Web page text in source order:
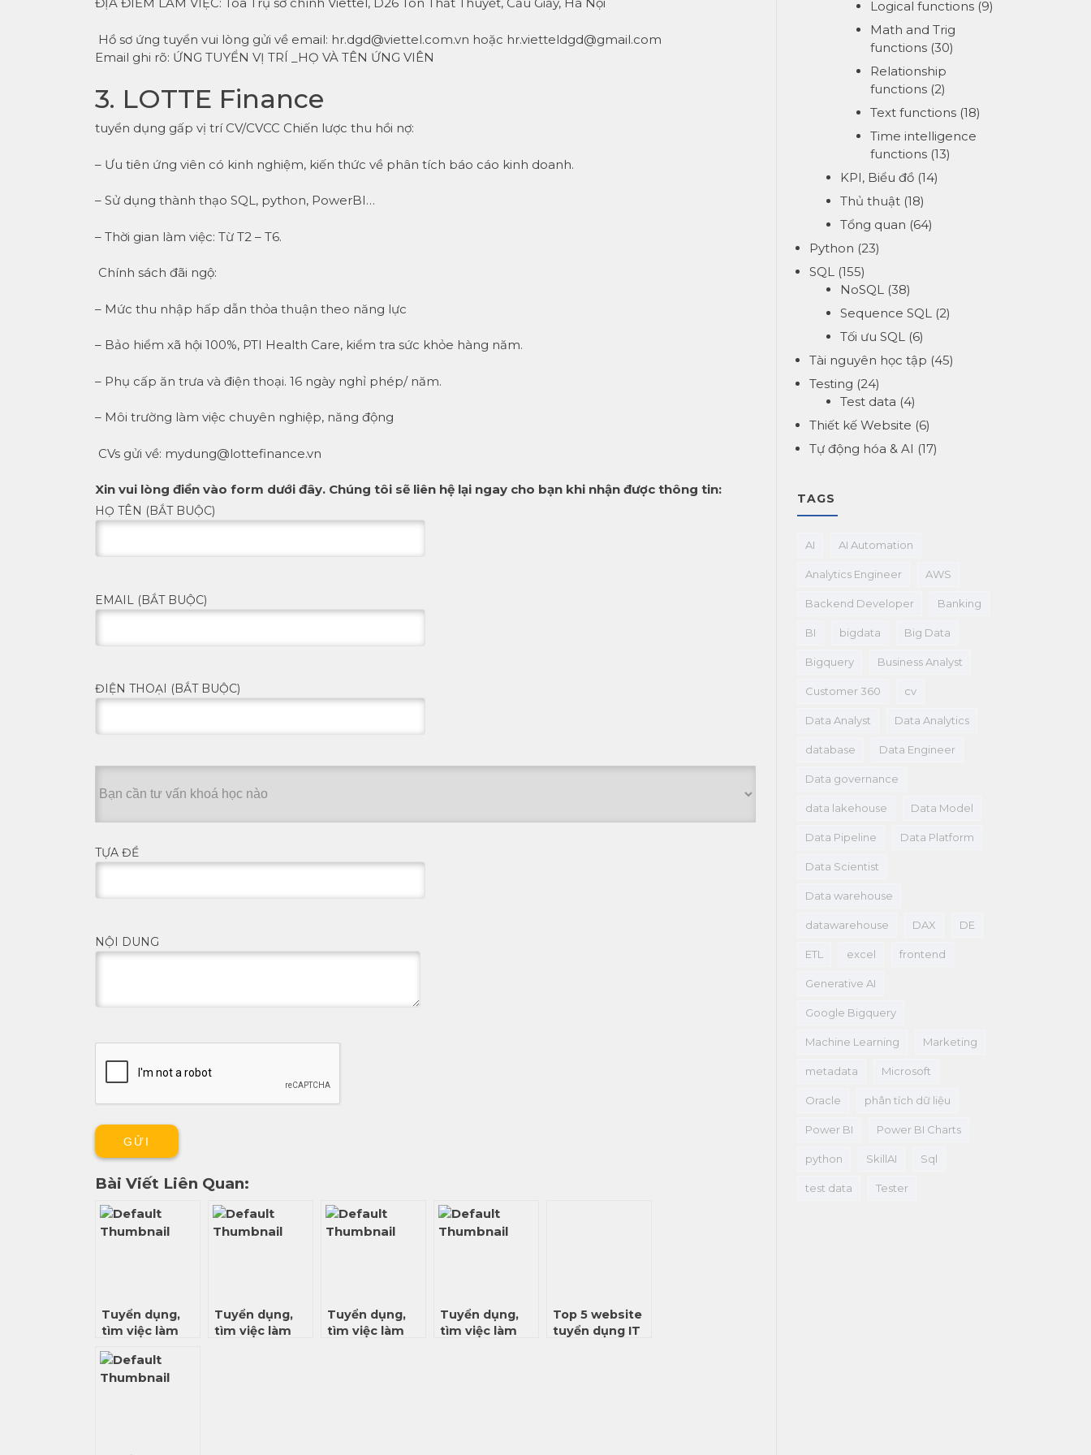
Hồ sơ ứng tuyển vui lòng gửi về email: hr.dgd@viettel.com.vn hoặc hr.vietteldgd@gmail.com
Email ghi rõ: ỨNG TUYỂN VỊ TRÍ _HỌ VÀ TÊN ỨNG VIÊN
3. LOTTE Finance
tuyển dụng gấp vị trí CV/CVCC Chiến lược thu hồi nợ:
– Ưu tiên ứng viên có kinh nghiệm, kiến thức về phân tích báo cáo kinh doanh.
– Sử dụng thành thạo SQL, python, PowerBI…
– Thời gian làm việc: Từ T2 – T6.
Chính sách đãi ngộ:
– Mức thu nhập hấp dẫn thỏa thuận theo năng lực
– Bảo hiểm xã hội 100%, PTI Health Care, kiểm tra sức khỏe hàng năm.
– Phụ cấp ăn trưa và điện thoại. 16 ngày nghỉ phép/ năm.
– Môi trường làm việc chuyên nghiệp, năng động
CVs gửi về: mydung@lottefinance.vn
Xin vui lòng điền vào form dưới đây. Chúng tôi sẽ liên hệ lại ngay cho bạn khi nhận được thông tin:
HỌ TÊN (BẮT BUỘC)
EMAIL (BẮT BUỘC)
ĐIỆN THOẠI (BẮT BUỘC)
TỰA ĐỀ
NỘI DUNG
Bài Viết Liên Quan:
Tuyển dụng,
tìm việc làm
QA/ Tester mới
nhất tháng
Tuyển dụng,
tìm việc làm
Tuyển dụng,
tìm việc làm
Tuyển dụng,
tìm việc làm
Top 5 website
tuyển dụng IT
Logical functions (9)
Math and Trig
functions (30)
Relationship
functions (2)
Text functions (18)
Time intelligence
functions (13)
KPI, Biểu đồ(14)
Thủ thuật(18)
Tổng quan (64)
Python (23)
SQL (155)
NoSQL(38)
Sequence SQL(2)
Tối ưu SQL(6)
Tài nguyên học tập (45)
Testing (24)
Test data (4)
Thiết kế Website (6)
Tự động hóa & AI (17)
TAGS
AI AI Automation
Analytics Engineer AWS
Backend Developer Banking
BI bigdata Big Data
Bigquery Business Analyst
Customer 360 cv
Data Analyst Data Analytics
database Data Engineer
Data governance
data lakehouse Data Model
Data Pipeline Data Platform
Data Scientist
Data warehouse
datawarehouse DAX DE
ETL excel frontend
Generative AI
Google Bigquery
Machine Learning Marketing
metadata Microsoft
Oracle phân tích dữ liệu
Power BI Power BI Charts
python SkillAI Sql
test data Tester